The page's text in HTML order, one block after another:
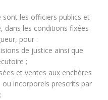
sont les officiers publics et
dans les conditions fixées
pour :
de justice ainsi que
;
et ventes aux enchères
incorporels prescrits par